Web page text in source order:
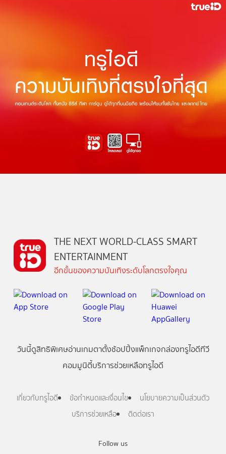
Follow us
THE NEXT WORLD-CLASS SMART
ENTERTAINMENT
อีกขั้นของความบันเทิงระดับโลกตรงใจคุณ
วันนี้ดูสิทธิพิเศษอ่านเกมตาตั้งช้อปปิ้งแพ็กเกจกล่องทรูไอดีทีวี
คอมมูนิตี้บริการช่วยเหลือทรูไอดี
เกี่ยวกับทรูไอดี ข้อกำหนดและเงื่อนไข
นโยบายความเป็นส่วนตัว
บริการช่วยเหลือ
ติดต่อเรา